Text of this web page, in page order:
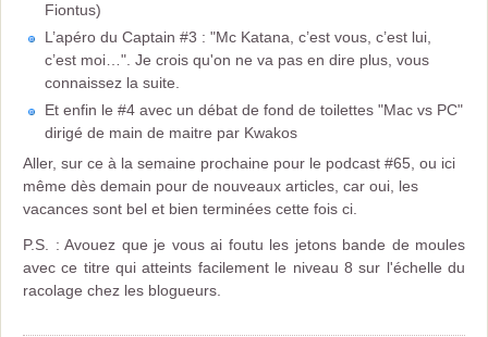
Fiontus)
L’apéro du Captain #3 : "Mc Katana, c’est vous, c’est lui,
c’est moi…". Je crois qu'on ne va pas en dire plus, vous
connaissez la suite.
Et enfin le #4 avec un débat de fond de toilettes "Mac vs PC"
dirigé de main de maitre par Kwakos
Aller, sur ce à la semaine prochaine pour le podcast #65, ou ici
même dès demain pour de nouveaux articles, car oui, les
vacances sont bel et bien terminées cette fois ci.
P.S. : Avouez que je vous ai foutu les jetons bande de moules
avec ce titre qui atteints facilement le niveau 8 sur l'échelle du
racolage chez les blogueurs.